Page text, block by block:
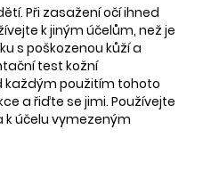
Při zasažení očí ihned
k jiným účelům, než je
s poškozenou kůží a
test kožní
každým použitím tohoto
a řiďte se jimi. Používejte
k účelu vymezeným